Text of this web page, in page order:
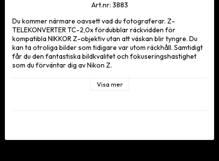
Art.nr: 3883
Du kommer närmare oavsett vad du fotograferar. Z-
TELEKONVERTER TC-2,0x fördubblar räckvidden för
kompatibla NIKKOR Z-objektiv utan att väskan blir tyngre. Du
kan ta otroliga bilder som tidigare var utom räckhåll. Samtidigt
får du den fantastiska bildkvalitet och fokuseringshastighet
som du förväntar dig av Nikon Z.
Visa mer